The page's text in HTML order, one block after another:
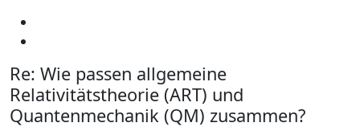
Re: Wie passen allgemeine
Relativitätstheorie (ART) und
Quantenmechanik (QM) zusammen?